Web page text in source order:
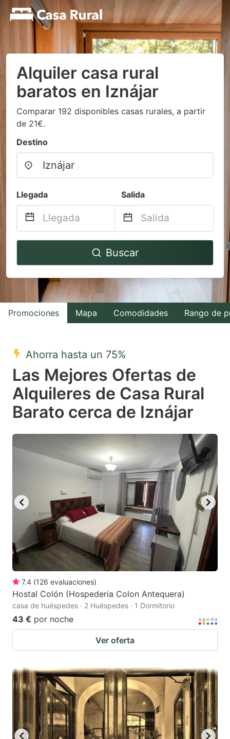
Alquiler casa rural
baratos en Iznájar
Comparar 192 disponibles casas rurales, a partir
de 21€.
Destino
Llegada Salida
Navigate
to
interact
with
the
select
a
date.
Press
question
mark
get
the
keyboard
shortcuts
for
changing
dates.
Navigate
to
interact
with
the
a
date.
Press
question
key
to
get
the
keyboard
shortcuts
for
dates.
Buscar
Promociones Mapa Comodidades Rango de
Ahorra hasta un 75%
Las Mejores Ofertas de
Alquileres de Casa Rural
Barato cerca de Iznájar
7.4 (126 evaluaciones)
Hostal Colón (Hospederia Colon Antequera)
casa de huéspedes · 2 Huéspedes · 1 Dormitorio
43 € por noche
Ver oferta